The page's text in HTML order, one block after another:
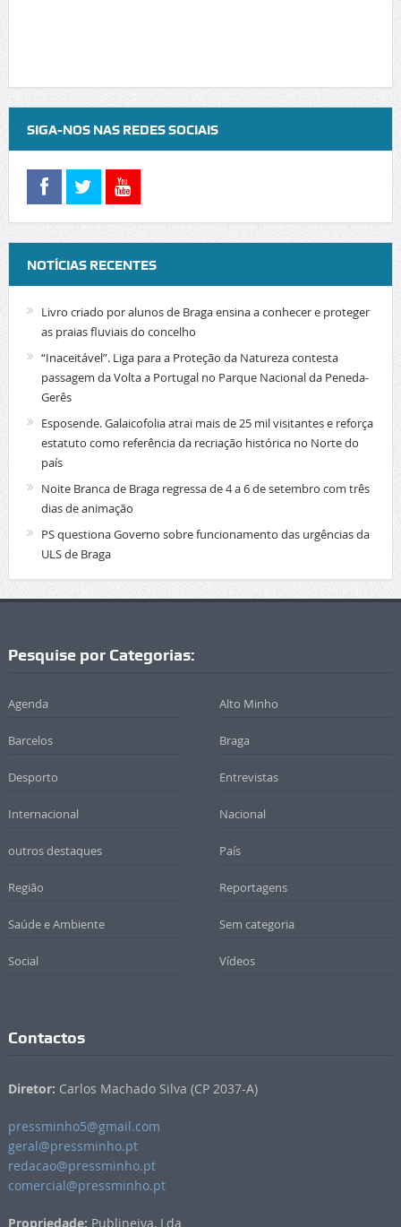
SIGA-NOS NAS REDES SOCIAIS
NOTÍCIAS RECENTES
Livro criado por alunos de Braga ensina a conhecer e proteger
as praias fluviais do concelho
“Inaceitável”. Liga para a Proteção da Natureza contesta
passagem da Volta a Portugal no Parque Nacional da Peneda-
Gerês
Esposende. Galaicofolia atrai mais de 25 mil visitantes e reforça
estatuto como referência da recriação histórica no Norte do
país
Noite Branca de Braga regressa de 4 a 6 de setembro com três
dias de animação
PS questiona Governo sobre funcionamento das urgências da
ULS de Braga
Pesquise por Categorias:
Agenda Alto Minho
Barcelos Braga
Desporto Entrevistas
Internacional Nacional
outros destaques País
Região Reportagens
Saúde e Ambiente Sem categoria
Social Vídeos
Contactos
Diretor: Carlos Machado Silva (CP 2037-A)
pressminho5@gmail.com
geral@pressminho.pt
redacao@pressminho.pt
comercial@pressminho.pt
Propriedade: Publineiva, Lda